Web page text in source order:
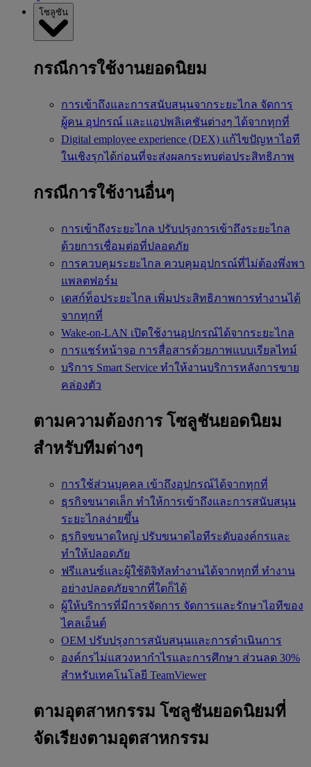
โซลูชัน
กรณีการใช้งานยอดนิยม
การเข้าถึงและการสนับสนุนจากระยะไกล จัดการ
ผู้คน อุปกรณ์ และแอปพลิเคชันต่างๆ ได้จากทุกที่
Digital employee experience (DEX) แก้ไขปัญหาไอที
ในเชิงรุกได้ก่อนที่จะส่งผลกระทบต่อประสิทธิภาพ
กรณีการใช้งานอื่นๆ
การเข้าถึงระยะไกล ปรับปรุงการเข้าถึงระยะไกล
ด้วยการเชื่อมต่อที่ปลอดภัย
การควบคุมระยะไกล ควบคุมอุปกรณ์ที่ไม่ต้องพึ่งพา
แพลตฟอร์ม
เดสก์ท็อประยะไกล เพิ่มประสิทธิภาพการทำงานได้
จากทุกที่
Wake-on-LAN เปิดใช้งานอุปกรณ์ได้จากระยะไกล
การแชร์หน้าจอ การสื่อสารด้วยภาพแบบเรียลไทม์
บริการ Smart Service ทำให้งานบริการหลังการขาย
คล่องตัว
ตามความต้องการ โซลูชันยอดนิยม
สำหรับทีมต่างๆ
การใช้ส่วนบุคคล เข้าถึงอุปกรณ์ได้จากทุกที่
ธุรกิจขนาดเล็ก ทำให้การเข้าถึงและการสนับสนุน
ระยะไกลง่ายขึ้น
ธุรกิจขนาดใหญ่ ปรับขนาดไอทีระดับองค์กรและ
ทำให้ปลอดภัย
ฟรีแลนซ์และผู้ใช้ดิจิทัลทำงานได้จากทุกที่ ทำงาน
อย่างปลอดภัยจากที่ใดก็ได้
ผู้ให้บริการที่มีการจัดการ จัดการและรักษาไอทีของ
ไคลเอ็นต์
OEM ปรับปรุงการสนับสนุนและการดำเนินการ
องค์กรไม่แสวงหากำไรและการศึกษา ส่วนลด 30%
สำหรับเทคโนโลยี TeamViewer
ตามอุตสาหกรรม โซลูชันยอดนิยมที่
จัดเรียงตามอุตสาหกรรม